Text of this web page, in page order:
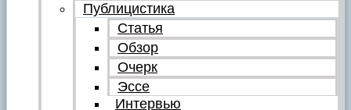
Публицистика
Статья
Обзор
Очерк
Эссе
Интервью